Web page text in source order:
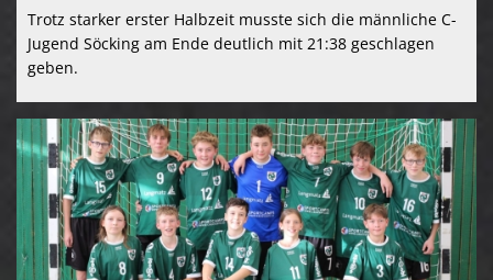
Trotz starker erster Halbzeit musste sich die männliche C-
Jugend Söcking am Ende deutlich mit 21:38 geschlagen
geben.